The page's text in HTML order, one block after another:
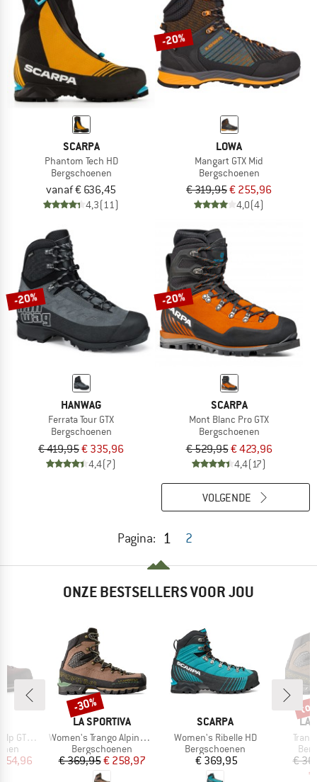
SCARPA
Phantom Tech HD
Bergschoenen
vanaf € 636,45
4,3(11)
-20%
LOWA
Mangart GTX Mid
Bergschoenen
€ 319,95€ 255,96
4,0(4)
-20%
HANWAG
Ferrata Tour GTX
Bergschoenen
€ 419,95€ 335,96
4,4(7)
-20%
SCARPA
Mont Blanc Pro GTX
Bergschoenen
€ 529,95€ 423,96
4,4(17)
Pagina: 1 2
VOLGENDE
ONZE BESTSELLERS VOOR JOU
Wide
prijs
MERK
LA SPORTIVA
Artikel
Women's Trango Alpine GTX
Productgroep
Bergschoenen
Prijs
€ 369,95Verlaagde prijs
€ 258,97
Korting
-30%
MERK
SCARPA
Artikel
Women's Ribelle HD
Productgroep
Bergschoenen
Prijs
€ 369,95
LA
€
€
tot